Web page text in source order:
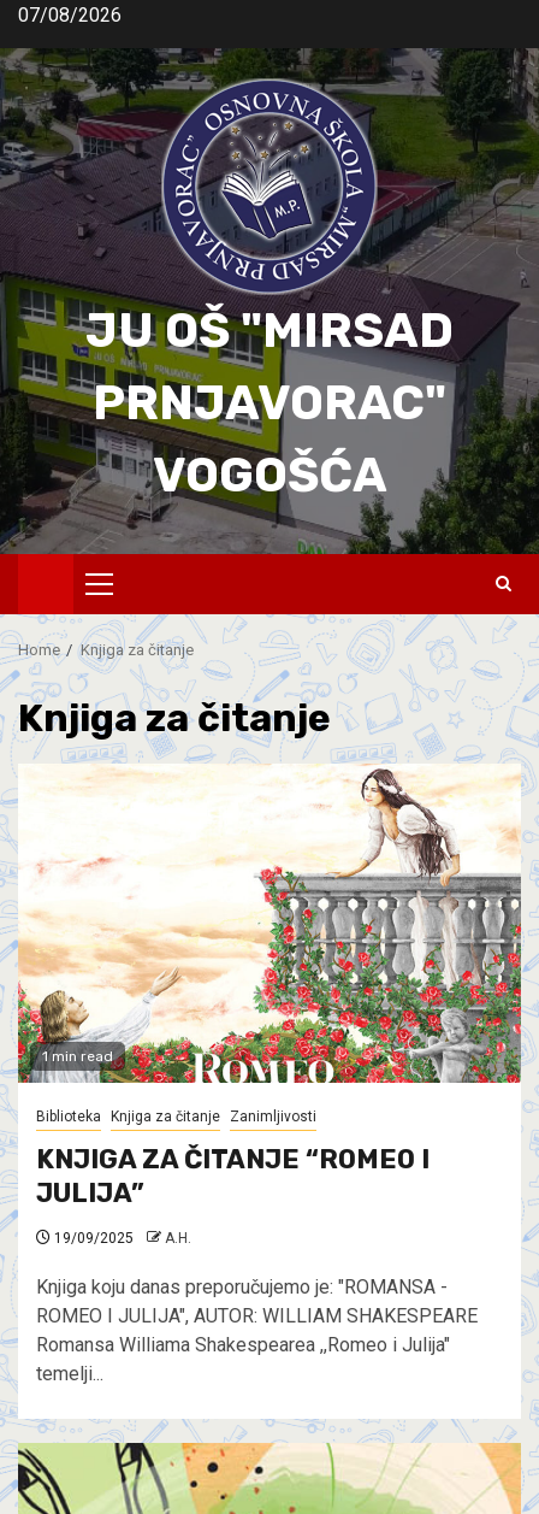
07/08/2026
JU OŠ "MIRSAD
PRNJAVORAC"
VOGOŠĆA
Home Knjiga za čitanje
Knjiga za čitanje
1 min read
Biblioteka Knjiga za čitanje Zanimljivosti
KNJIGA ZA ČITANJE “ROMEO I
JULIJA”
19/09/2025 A.H.
Knjiga koju danas preporučujemo je: "ROMANSA -
ROMEO I JULIJA", AUTOR: WILLIAM SHAKESPEARE
Romansa Williama Shakespearea ,,Romeo i Julija"
temelji...